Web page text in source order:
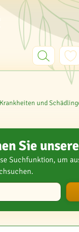
und
Sie
Suchfunktion, um